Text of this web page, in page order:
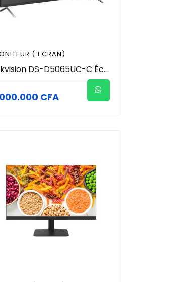
( ECRAN)
Hikvision DS-D5065UC-C Écran Professionnel LED 65 Pouces 4K UHD pour Vidéosurveillance | Moniteur de Contrôle 24/7, HDMI, VGA, USB, Haut-Parleurs Intégrés, Angle de Vue 178°
CFA